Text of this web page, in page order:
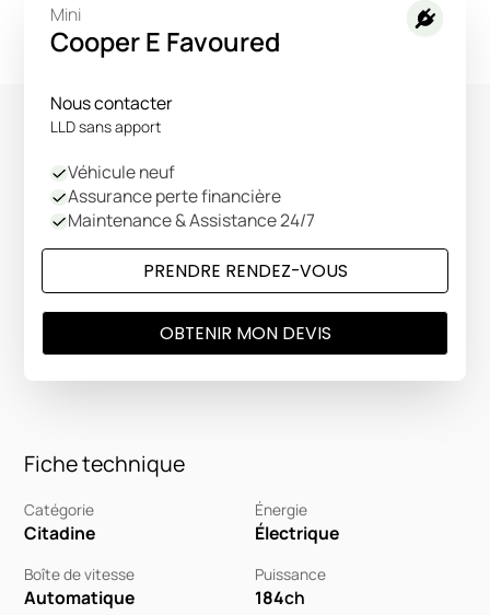
Fiche technique
Catégorie
Citadine
Énergie
Électrique
Boîte de vitesse
Automatique
Puissance
184ch
Mini
Cooper E Favoured
Nous contacter
LLD sans apport
Véhicule neuf
Assurance perte financière
Maintenance & Assistance 24/7
PRENDRE RENDEZ-VOUS
OBTENIR MON DEVIS